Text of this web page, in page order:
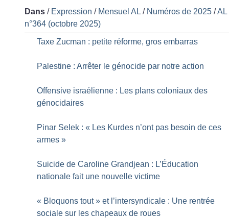
Dans / Expression / Mensuel AL / Numéros de 2025 /AL
n°364 (octobre 2025)
Taxe Zucman : petite réforme, gros embarras
Palestine : Arrêter le génocide par notre action
Offensive israélienne : Les plans coloniaux des
génocidaires
Pinar Selek : « Les Kurdes n’ont pas besoin de ces
armes »
Suicide de Caroline Grandjean : L’Éducation
nationale fait une nouvelle victime
« Bloquons tout » et l’intersyndicale : Une rentrée
sociale sur les chapeaux de roues